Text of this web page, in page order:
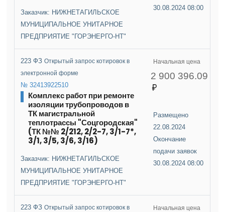
Заказчик: НИЖНЕТАГИЛЬСКОЕ
МУНИЦИПАЛЬНОЕ УНИТАРНОЕ
ПРЕДПРИЯТИЕ "ГОРЭНЕРГО-НТ"
30.08.2024 08:00
223 ФЗОткрытый запрос котировок в
электронной форме
№ 32413922510
Комплекс работ при ремонте
изоляции трубопроводов в
ТК магистральной
теплотрассы "Соцгородская"
(ТК №№ 2/212, 2/2-7, 3/1-7*,
3/1, 3/5, 3/6, 3/16)
Заказчик: НИЖНЕТАГИЛЬСКОЕ
МУНИЦИПАЛЬНОЕ УНИТАРНОЕ
ПРЕДПРИЯТИЕ "ГОРЭНЕРГО-НТ"
Начальная цена
2 900 396.09
Размещено
22.08.2024
Окончание
подачи заявок
30.08.2024 08:00
223 ФЗОткрытый запрос котировок в
Начальная цена